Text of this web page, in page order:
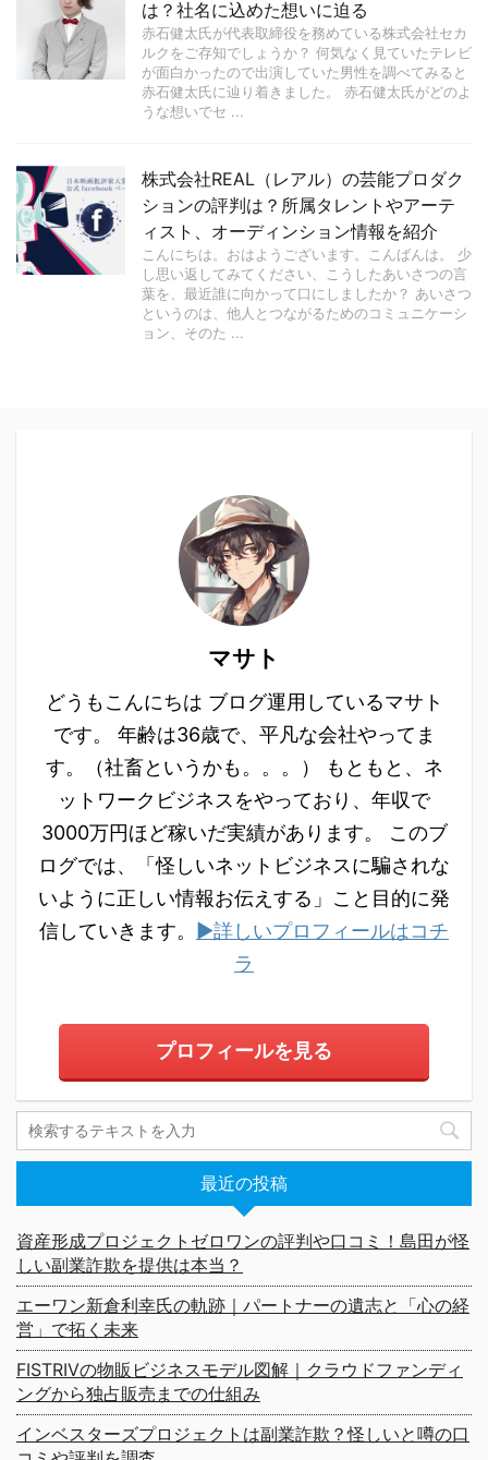
は？社名に込めた想いに迫る
赤石健太氏が代表取締役を務めている株式会社セカ
ルクをご存知でしょうか？ 何気なく見ていたテレビ
が面白かったので出演していた男性を調べてみると
赤石健太氏に辿り着きました。 赤石健太氏がどのよ
うな想いでセ ...
株式会社REAL（レアル）の芸能プロダク
ションの評判は？所属タレントやアーテ
ィスト、オーディンション情報を紹介
こんにちは。おはようございます。こんばんは。 少
し思い返してみてください、こうしたあいさつの言
葉を、最近誰に向かって口にしましたか？ あいさつ
というのは、他人とつながるためのコミュニケーシ
ョン、そのた ...
マサト
どうもこんにちは ブログ運用しているマサト
です。 年齢は36歳で、平凡な会社やってま
す。（社畜というかも。。。） もともと、ネ
ットワークビジネスをやっており、年収で
3000万円ほど稼いだ実績があります。 このブ
ログでは、「怪しいネットビジネスに騙されな
いように正しい情報お伝えする」こと目的に発
信していきます。
▶詳しいプロフィールはコチ
ラ
プロフィールを見る
最近の投稿
資産形成プロジェクトゼロワンの評判や口コミ！島田が怪
しい副業詐欺を提供は本当？
エーワン新倉利幸氏の軌跡｜パートナーの遺志と「心の経
営」で拓く未来
FISTRIVの物販ビジネスモデル図解｜クラウドファンディ
ングから独占販売までの仕組み
インベスターズプロジェクトは副業詐欺？怪しいと噂の口